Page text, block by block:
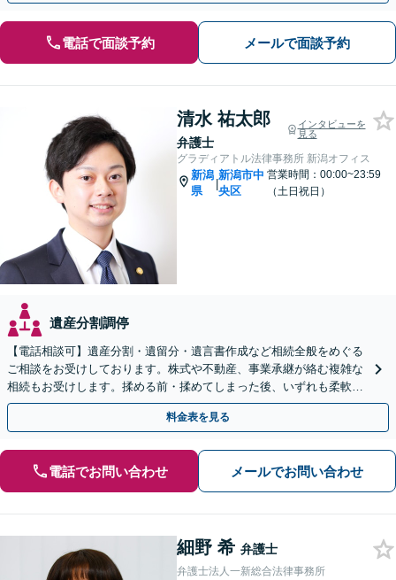
電話で面談予約 メールで面談予約
清水 祐太郎
弁護士
インタビューを
見る
グラディアトル法律事務所 新潟オフィス
新潟
県
|
新潟市中
央区
営業時間：00:00~23:59
（土日祝日）
遺産分割調停
【電話相談可】遺産分割・遺留分・遺言書作成など相続全般をめぐる
ご相談をお受けしております。株式や不動産、事業承継が絡む複雑な
相続もお受けします。揉める前・揉めてしまった後、いずれも柔軟に
対応いたします。どうぞお電話ください。
料金表を見る
電話でお問い合わせ メールでお問い合わせ
細野 希 弁護士
弁護士法人一新総合法律事務所